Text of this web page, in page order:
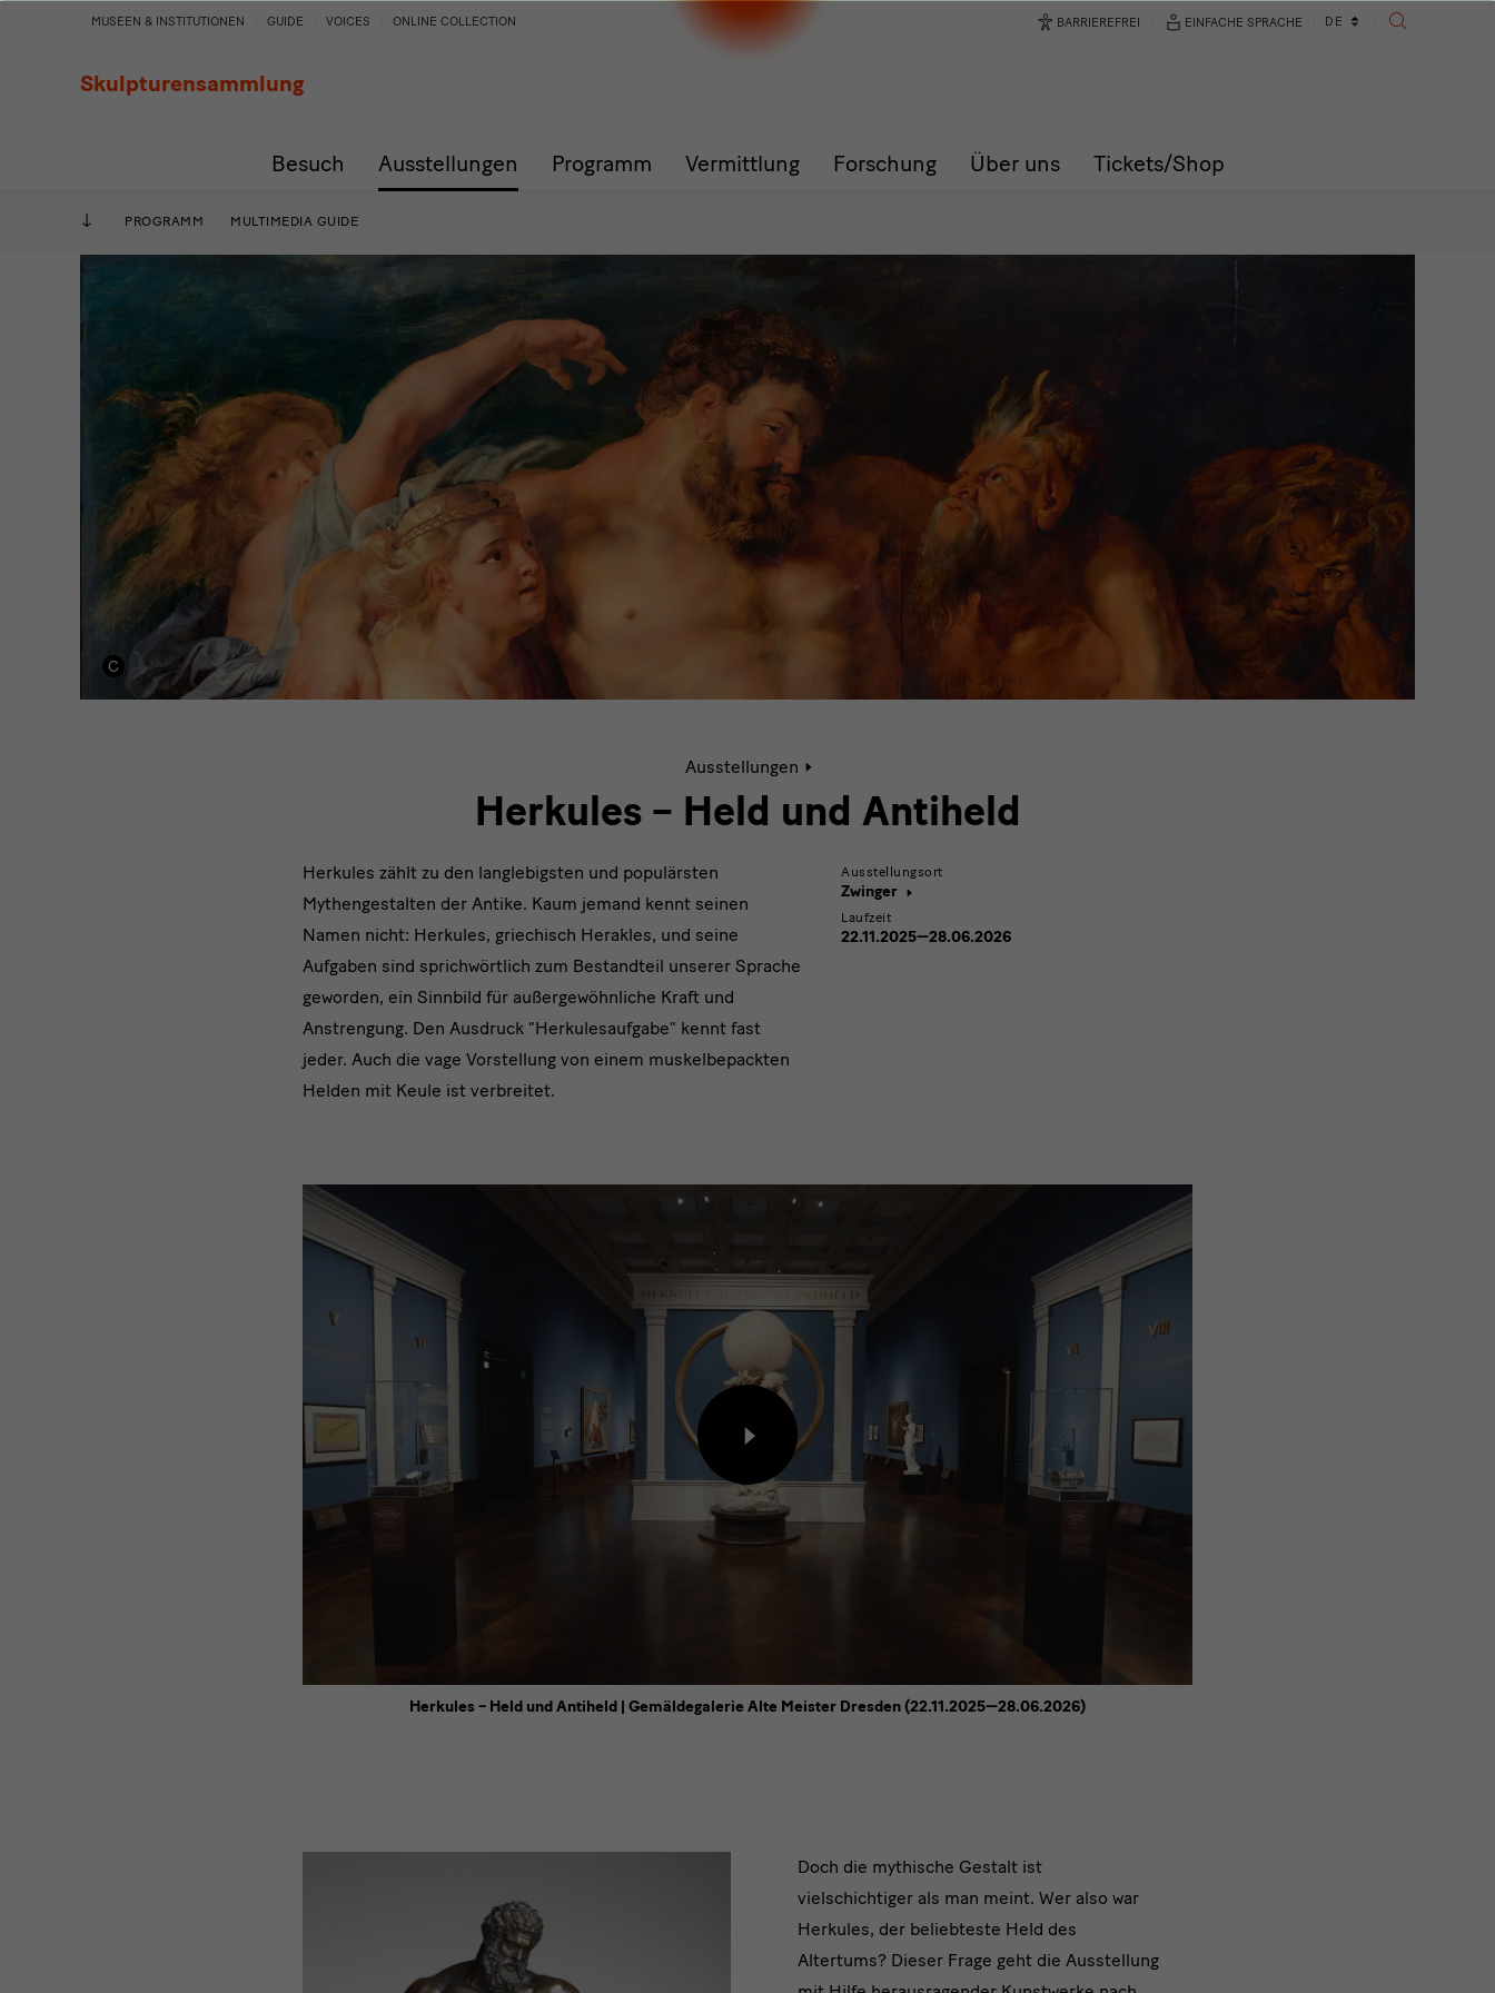
Skulpturensammlung
Herkules
–
Antiheld
Besuch Ausstellungen Programm Vermittlung Forschung Über uns Tickets/Shop
MUSEEN & INSTITUTIONEN GUIDE VOICES ONLINE COLLECTION BARRIEREFREI EINFACHE SPRACHE
Sprachwechsler
DE
SUCHE
PROGRAMM MULTIMEDIA GUIDE
Ausstellungen
–
Antiheld
Herkules – Held und Antiheld
Herkules zählt zu den langlebigsten und populärsten
Mythengestalten der Antike. Kaum jemand kennt seinen
Namen nicht: Herkules, griechisch Herakles, und seine
Aufgaben sind sprichwörtlich zum Bestandteil unserer Sprache
geworden, ein Sinnbild für außergewöhnliche Kraft und
Anstrengung. Den Ausdruck “Herkulesaufgabe” kennt fast
jeder. Auch die vage Vorstellung von einem muskelbepackten
Helden mit Keule ist verbreitet.
Ausstellungsort
Zwinger
Laufzeit
22.11.2025—28.06.2026
Video
Youtube
Inhalt
externem
Anbieter
laden
Herkules – Held und Antiheld | Gemäldegalerie Alte Meister Dresden (22.11.2025—28.06.2026)
Die
mythische
Figur
Doch die mythische Gestalt ist
vielschichtiger als man meint. Wer also war
Herkules, der beliebteste Held des
Altertums? Dieser Frage geht die Ausstellung